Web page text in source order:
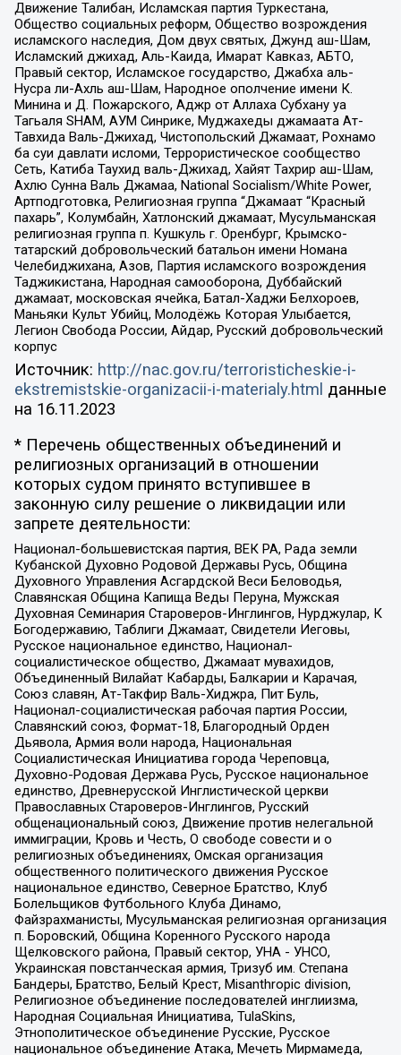
Движение Талибан, Исламская партия Туркестана,
Общество социальных реформ, Общество возрождения
исламского наследия, Дом двух святых, Джунд аш-Шам,
Исламский джихад, Аль-Каида, Имарат Кавказ, АБТО,
Правый сектор, Исламское государство, Джабха аль-
Нусра ли-Ахль аш-Шам, Народное ополчение имени К.
Минина и Д. Пожарского, Аджр от Аллаха Субхану уа
Тагьаля SHAM, АУМ Синрике, Муджахеды джамаата Ат-
Тавхида Валь-Джихад, Чистопольский Джамаат, Рохнамо
ба суи давлати исломи, Террористическое сообщество
Сеть, Катиба Таухид валь-Джихад, Хайят Тахрир аш-Шам,
Ахлю Сунна Валь Джамаа, National Socialism/White Power,
Артподготовка, Религиозная группа “Джамаат “Красный
пахарь”, Колумбайн, Хатлонский джамаат, Мусульманская
религиозная группа п. Кушкуль г. Оренбург, Крымско-
татарский добровольческий батальон имени Номана
Челебиджихана, Азов, Партия исламского возрождения
Таджикистана, Народная самооборона, Дуббайский
джамаат, московская ячейка, Батал-Хаджи Белхороев,
Маньяки Культ Убийц, Молодёжь Которая Улыбается,
Легион Свобода России, Айдар, Русский добровольческий
корпус
Источник: http://nac.gov.ru/terroristicheskie-i-
ekstremistskie-organizacii-i-materialy.html данные
на 16.11.2023
* Перечень общественных объединений и
религиозных организаций в отношении
которых судом принято вступившее в
законную силу решение о ликвидации или
запрете деятельности:
Национал-большевистская партия, ВЕК РА, Рада земли
Кубанской Духовно Родовой Державы Русь, Община
Духовного Управления Асгардской Веси Беловодья,
Славянская Община Капища Веды Перуна, Мужская
Духовная Семинария Староверов-Инглингов, Нурджулар, К
Богодержавию, Таблиги Джамаат, Свидетели Иеговы,
Русское национальное единство, Национал-
социалистическое общество, Джамаат мувахидов,
Объединенный Вилайат Кабарды, Балкарии и Карачая,
Союз славян, Ат-Такфир Валь-Хиджра, Пит Буль,
Национал-социалистическая рабочая партия России,
Славянский союз, Формат-18, Благородный Орден
Дьявола, Армия воли народа, Национальная
Социалистическая Инициатива города Череповца,
Духовно-Родовая Держава Русь, Русское национальное
единство, Древнерусской Инглистической церкви
Православных Староверов-Инглингов, Русский
общенациональный союз, Движение против нелегальной
иммиграции, Кровь и Честь, О свободе совести и о
религиозных объединениях, Омская организация
общественного политического движения Русское
национальное единство, Северное Братство, Клуб
Болельщиков Футбольного Клуба Динамо,
Файзрахманисты, Мусульманская религиозная организация
п. Боровский, Община Коренного Русского народа
Щелковского района, Правый сектор, УНА - УНСО,
Украинская повстанческая армия, Тризуб им. Степана
Бандеры, Братство, Белый Крест, Misanthropic division,
Религиозное объединение последователей инглиизма,
Народная Социальная Инициатива, TulaSkins,
Этнополитическое объединение Русские, Русское
национальное объединение Атака, Мечеть Мирмамеда,